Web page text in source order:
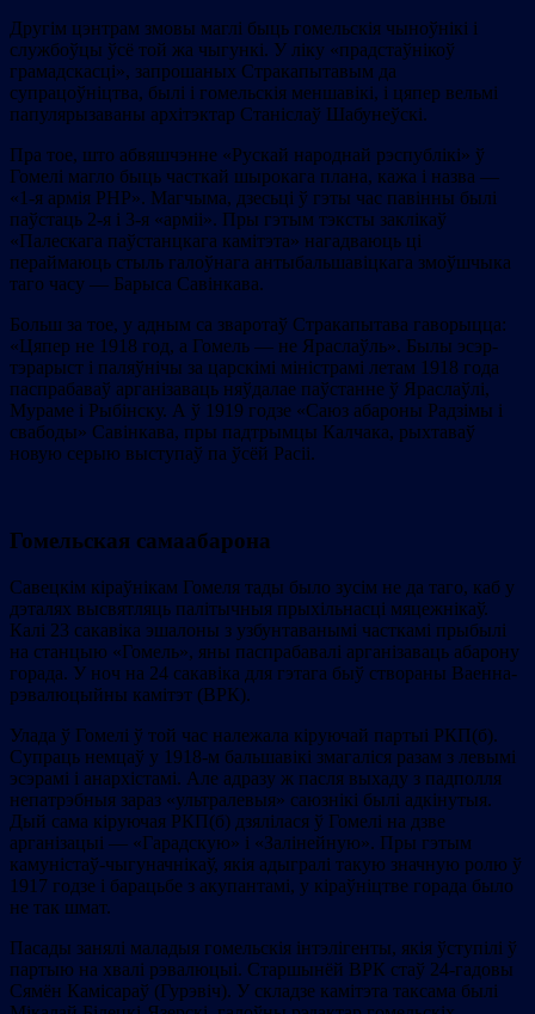
Другім цэнтрам змовы маглі быць гомельскія чыноўнікі і
службоўцы ўсё той жа чыгункі. У ліку «прадстаўнікоў
грамадскасці», запрошаных Стракапытавым да
супрацоўніцтва, былі і гомельскія меншавікі, і цяпер вельмі
папулярызаваны архітэктар Станіслаў Шабунеўскі.
Пра тое, што абвяшчэнне «Рускай народнай рэспублікі» ў
Гомелі магло быць часткай шырокага плана, кажа і назва —
«1-я армія РНР». Магчыма, дзесьці ў гэты час павінны былі
паўстаць 2-я і 3-я «арміі». Пры гэтым тэксты заклікаў
«Палескага паўстанцкага камітэта» нагадваюць ці
пераймаюць стыль галоўнага антыбальшавіцкага змоўшчыка
таго часу — Барыса Савінкава.
Больш за тое, у адным са зваротаў Стракапытава гаворыцца:
«Цяпер не 1918 год, а Гомель — не Яраслаўль». Былы эсэр-
тэрарыст і паляўнічы за царскімі міністрамі летам 1918 года
паспрабаваў арганізаваць няўдалае паўстанне ў Яраслаўлі,
Мураме і Рыбінску. А ў 1919 годзе «Саюз абароны Радзімы і
свабоды» Савінкава, пры падтрымцы Калчака, рыхтаваў
новую серыю выступаў па ўсёй Расіі.
Гомельская самаабарона
Савецкім кіраўнікам Гомеля тады было зусім не да таго, каб у
дэталях высвятляць палітычныя прыхільнасці мяцежнікаў.
Калі 23 сакавіка эшалоны з узбунтаванымі часткамі прыбылі
на станцыю «Гомель», яны паспрабавалі арганізаваць абарону
горада. У ноч на 24 сакавіка для гэтага быў створаны Ваенна-
рэвалюцыйны камітэт (ВРК).
Улада ў Гомелі ў той час належала кіруючай партыі РКП(б).
Супраць немцаў у 1918-м бальшавікі змагаліся разам з левымі
эсэрамі і анархістамі. Але адразу ж пасля выхаду з падполля
непатрэбныя зараз «ультралевыя» саюзнікі былі адкінутыя.
Дый сама кіруючая РКП(б) дзялілася ў Гомелі на дзве
арганізацыі — «Гарадскую» і «Залінейную». Пры гэтым
камуністаў-чыгуначнікаў, якія адыгралі такую значную ролю ў
1917 годзе і барацьбе з акупантамі, у кіраўніцтве горада было
не так шмат.
Пасады занялі маладыя гомельскія інтэлігенты, якія ўступілі ў
партыю на хвалі рэвалюцыі. Старшынёй ВРК стаў 24-гадовы
Сямён Камісараў (Гурэвіч). У складзе камітэта таксама былі